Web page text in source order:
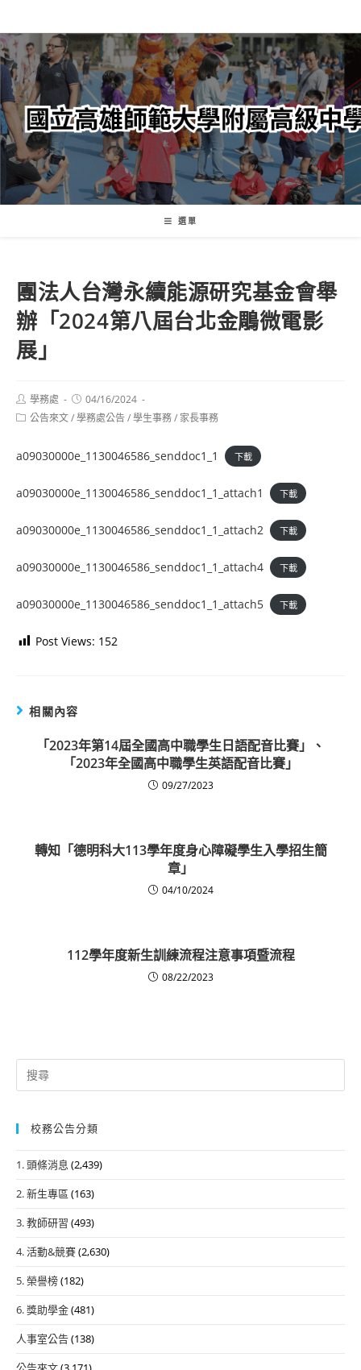
轉
至
主
內
容
選單
團法人台灣永續能源研究基金會舉
辦「2024第八屆台北金鵰微電影
展」
Post
author:
學務處
Post
published:
04/16/2024
Post公告來文/學務處公告/學生事務/ 家長事務
a09030000e_1130046586_senddoc1_1 下載
a09030000e_1130046586_senddoc1_1_attach1 下載
a09030000e_1130046586_senddoc1_1_attach2 下載
a09030000e_1130046586_senddoc1_1_attach4 下載
a09030000e_1130046586_senddoc1_1_attach5 下載
Post Views: 152
相關內容
「2023年第14屆全國高中職學生日語配音比賽」、
「2023年全國高中職學生英語配音比賽」
09/27/2023
轉知「德明科大113學年度身心障礙學生入學招生簡
章」
04/10/2024
112學年度新生訓練流程注意事項暨流程
08/22/2023
Search
for:
校務公告分類
1. 頭條消息 (2,439)
2. 新生專區 (163)
3. 教師研習 (493)
4. 活動&競賽(2,630)
5. 榮譽榜(182)
6. 獎助學金(481)
人事室公告(138)